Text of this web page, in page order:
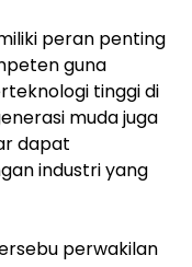
peran penting
guna
tinggi di
muda juga
dapat
industri yang
perwakilan